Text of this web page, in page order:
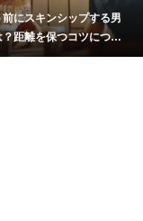
にスキンシップする男
距離を保つコツについ